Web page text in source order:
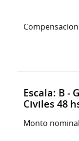
Escala: B -
Civiles 48
Monto